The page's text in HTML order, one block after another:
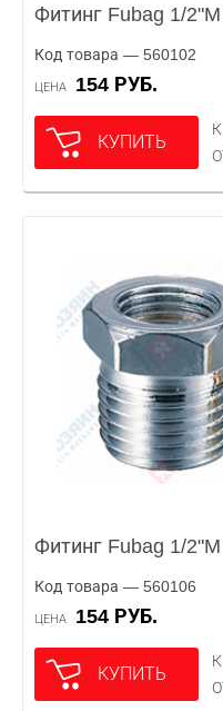
Фитинг Fubag 1/
Код товара — 560102
ЦЕНА 154 РУБ.
КУПИТЬ
Фитинг Fubag 1/
Код товара — 560106
ЦЕНА 154 РУБ.
КУПИТЬ